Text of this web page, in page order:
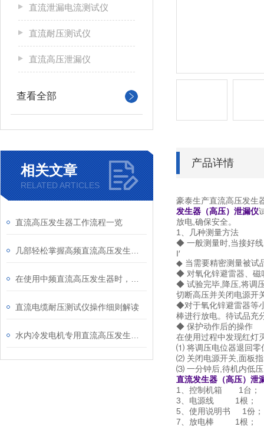
直流泄漏电流测试仪
直流耐压测试仪
直流高压泄漏仪
查看全部
相关文章
RELATED ARTICLES
直流高压发生器工作流程一览
直流电缆耐压测试仪操作细则解读
产品详情
豪泰生产直流高压发生
发生器（高压）泄漏仪
放电,确保安全。
1、几种测量方法
◆ 一般测量时,当接好线
I′
◆ 当需要精密测量被试
◆ 对氧化锌避雷器、磁
◆ 试验完毕,降压,将调
切断高压并关闭电源开
◆对于氧化锌避雷器等
棒进行放电。待试品充
◆ 保护动作后的操作
在使用过程中发现红灯
⑴ 将调压电位器退回零
⑵ 关闭电源开关,面板
⑶ 一分钟后,待机内低压
直流发生器（高压）泄
1、控制机箱 1台
3、电源线 1根； 4
5、使用说明书 1份
7、放电棒 1根；